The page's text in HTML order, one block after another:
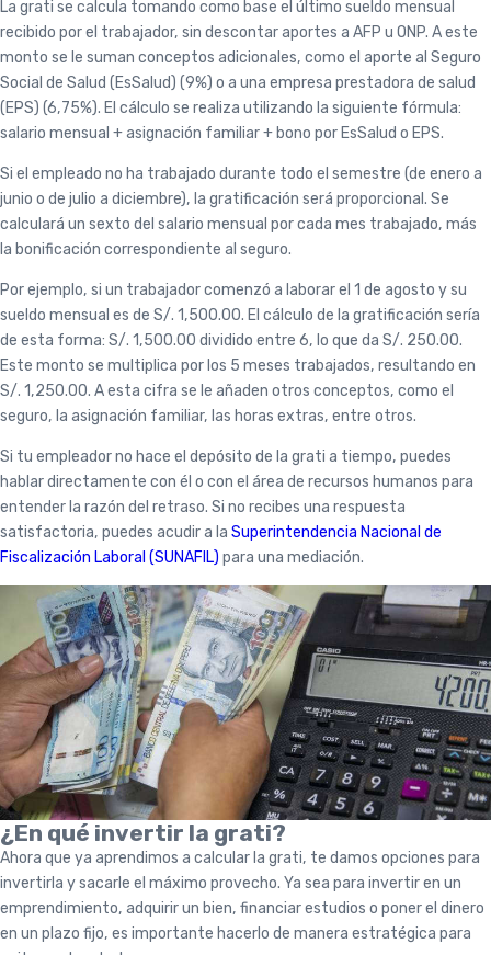
La grati se calcula tomando como base el último sueldo mensual
recibido por el trabajador, sin descontar aportes a AFP u ONP. A este
monto se le suman conceptos adicionales, como el aporte al Seguro
Social de Salud (EsSalud) (9%) o a una empresa prestadora de salud
(EPS) (6,75%). El cálculo se realiza utilizando la siguiente fórmula:
salario mensual + asignación familiar + bono por EsSalud o EPS.
Si el empleado no ha trabajado durante todo el semestre (de enero a
junio o de julio a diciembre), la gratificación será proporcional. Se
calculará un sexto del salario mensual por cada mes trabajado, más
la bonificación correspondiente al seguro.
Por ejemplo, si un trabajador comenzó a laborar el 1 de agosto y su
sueldo mensual es de S/. 1,500.00. El cálculo de la gratificación sería
de esta forma: S/. 1,500.00 dividido entre 6, lo que da S/. 250.00.
Este monto se multiplica por los 5 meses trabajados, resultando en
S/. 1,250.00. A esta cifra se le añaden otros conceptos, como el
seguro, la asignación familiar, las horas extras, entre otros.
Si tu empleador no hace el depósito de la grati a tiempo, puedes
hablar directamente con él o con el área de recursos humanos para
entender la razón del retraso. Si no recibes una respuesta
satisfactoria, puedes acudir a la Superintendencia Nacional de
Fiscalización Laboral (SUNAFIL) para una mediación.
¿En qué invertir la grati?
Ahora que ya aprendimos a calcular la grati, te damos opciones para
invertirla y sacarle el máximo provecho. Ya sea para invertir en un
emprendimiento, adquirir un bien, financiar estudios o poner el dinero
en un plazo fijo, es importante hacerlo de manera estratégica para